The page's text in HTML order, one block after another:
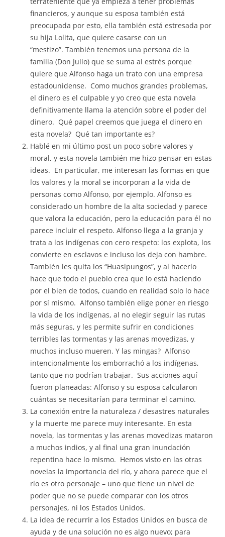
financieros, y aunque su esposa también está
preocupada por esto, ella también está estresada por
su hija Lolita, que quiere casarse con un
“mestizo”. También tenemos una persona de la
familia (Don Julio) que se suma al estrés porque
quiere que Alfonso haga un trato con una empresa
estadounidense. Como muchos grandes problemas,
el dinero es el culpable y yo creo que esta novela
definitivamente llama la atención sobre el poder del
dinero. Qué papel creemos que juega el dinero en
esta novela? Qué tan importante es?
Hablé en mi último post un poco sobre valores y
moral, y esta novela también me hizo pensar en estas
ideas. En particular, me interesan las formas en que
los valores y la moral se incorporan a la vida de
personas como Alfonso, por ejemplo. Alfonso es
considerado un hombre de la alta sociedad y parece
que valora la educación, pero la educación para él no
parece incluir el respeto. Alfonso llega a la granja y
trata a los indígenas con cero respeto: los explota, los
convierte en esclavos e incluso los deja con hambre.
También les quita los “Huasipungos”, y al hacerlo
hace que todo el pueblo crea que lo está haciendo
por el bien de todos, cuando en realidad solo lo hace
por sí mismo. Alfonso también elige poner en riesgo
la vida de los indígenas, al no elegir seguir las rutas
más seguras, y les permite sufrir en condiciones
terribles las tormentas y las arenas movedizas, y
muchos incluso mueren. Y las mingas? Alfonso
intencionalmente los emborrachó a los indígenas,
tanto que no podrían trabajar. Sus acciones aquí
fueron planeadas: Alfonso y su esposa calcularon
cuántas se necesitarían para terminar el camino.
La conexión entre la naturaleza / desastres naturales
y la muerte me parece muy interesante. En esta
novela, las tormentas y las arenas movedizas mataron
a muchos indios, y al final una gran inundación
repentina hace lo mismo. Hemos visto en las otras
novelas la importancia del río, y ahora parece que el
río es otro personaje – uno que tiene un nivel de
poder que no se puede comparar con los otros
personajes, ni los Estados Unidos.
La idea de recurrir a los Estados Unidos en busca de
ayuda y de una solución no es algo nuevo; para